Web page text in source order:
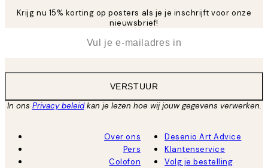
Krijg nu 15% korting op posters als je je inschrijft voor onze
nieuwsbrief!
VERSTUUR
In ons Privacy beleidkan je lezen hoe wij jouw gegevens verwerken.
Over ons
Pers
Colofon
Desenio Art Advice
Klantenservice
Volg je bestelling